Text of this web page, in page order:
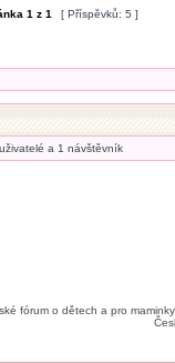
1 z1 [ Příspěvků: 5 ]
a 1 návštěvník
fórum o dětech a pro